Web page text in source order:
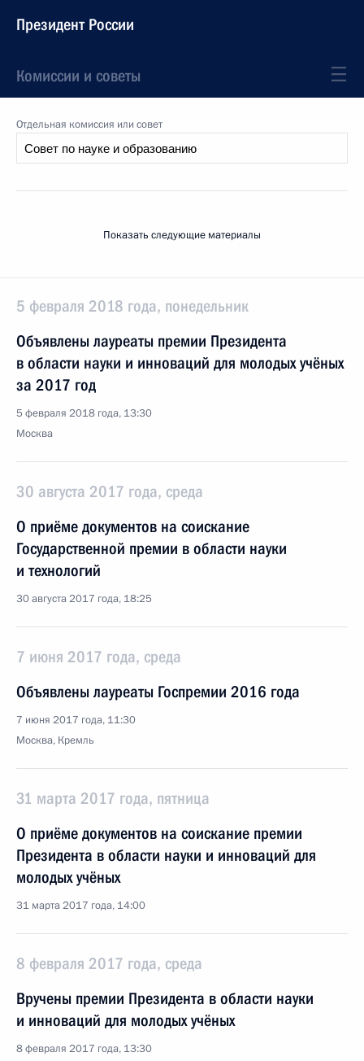
Президент России
Комиссии и советы
Отдельная комиссия или совет
Показать следующие материалы
5 февраля 2018 года, понедельник
Объявлены лауреаты премии Президента
в области науки и инноваций для молодых учёных
за 2017 год
5 февраля 2018 года, 13:30
Москва
30 августа 2017 года, среда
О приёме документов на соискание
Государственной премии в области науки
и технологий
30 августа 2017 года, 18:25
7 июня 2017 года, среда
Объявлены лауреаты Госпремии 2016 года
7 июня 2017 года, 11:30
Москва, Кремль
31 марта 2017 года, пятница
О приёме документов на соискание премии
Президента в области науки и инноваций для
молодых учёных
31 марта 2017 года, 14:00
8 февраля 2017 года, среда
Вручены премии Президента в области науки
и инноваций для молодых учёных
8 февраля 2017 года, 13:30